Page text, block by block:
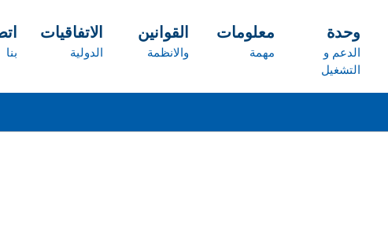
وحدة
الدعم و
التشغيل
معلومات
مهمة
القوانين
والانظمة
الاتفاقيات
الدولية بنا